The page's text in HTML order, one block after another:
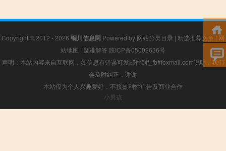
Copyright © 2012 - 2026 铜川信息网 Powered by 网站分类目录 | 精选推荐文章| 网
站地图 | 疑难解答 陕ICP备05002636号
声明：本站内容来自互联网，如信息有错误可发邮件到f_fb#foxmail.com说明，我们
会及时纠正，谢谢
本站仅为个人兴趣爱好，不接盈利性广告及商业合作
小男孩